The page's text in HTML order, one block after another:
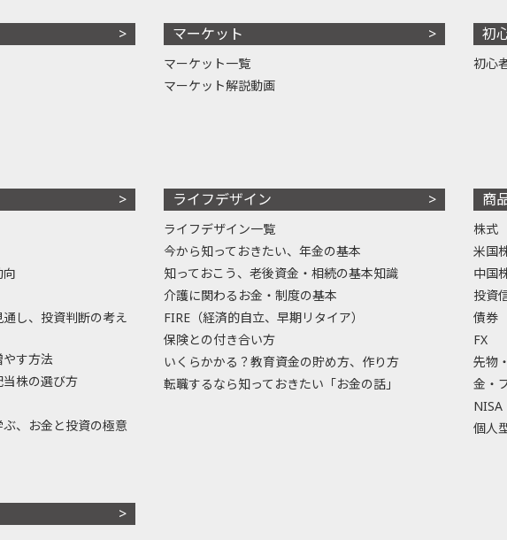
マーケット
マーケット一覧
マーケット解説動画
初
初心
向
通し、投資判断の考え
す方法
当株の選び方
、お金と投資の極意
ライフデザイン
ライフデザイン一覧
今から知っておきたい、年金の基本
知っておこう、老後資金・相続の基本知識
介護に関わるお金・制度の基本
FIRE（経済的自立、早期リタイア）
保険との付き合い方
いくらかかる？教育資金の貯め方、作り方
転職するなら知っておきたい「お金の話」
商
株式
米国
中国
投資
債券
FX
先物
金・
NISA
個人